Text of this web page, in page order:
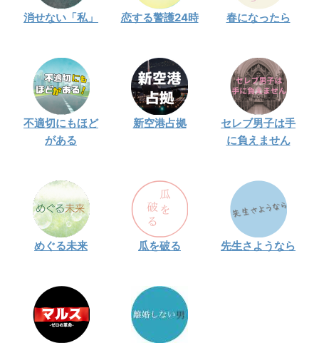
消せない「私」 恋する警護24時 春になったら
不適切にもほど
がある
新空港占拠
セレブ男子は手
に負えません
めぐる未来 瓜を破る 先生さようなら